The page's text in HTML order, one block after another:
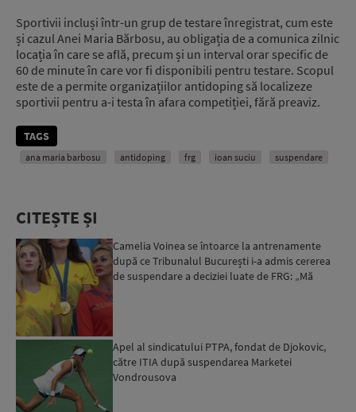
Sportivii incluși într-un grup de testare înregistrat, cum este
și cazul Anei Maria Bărbosu, au obligația de a comunica zilnic
locația în care se află, precum și un interval orar specific de
60 de minute în care vor fi disponibili pentru testare. Scopul
este de a permite organizațiilor antidoping să localizeze
sportivii pentru a-i testa în afara competiției, fără preaviz.
TAGS
ana maria barbosu antidoping frg ioan suciu suspendare
CITEȘTE ȘI
Camelia Voinea se întoarce la antrenamente
după ce Tribunalul București i-a admis cererea
de suspendare a deciziei luate de FRG: „Mă
Apel al sindicatului PTPA, fondat de Djokovic,
către ITIA după suspendarea Marketei
Vondrousova